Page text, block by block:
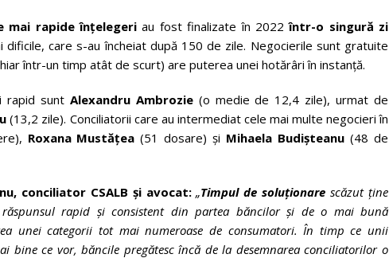
mai rapide înțelegeriau fost finalizate în 2022într-o singură zi
care s-au încheiat după 150 de zile. Negocierile sunt gratuite
într-un timp atât de scurt) are puterea unei hotărâri în instanță.
rapid sunt Alexandru Ambrozie(o medie de 12,4 zile), urmat de
(13,2 zile). Conciliatorii care au intermediat cele mai multe negocieri în
Roxana Mustățea (51 dosare) și Mihaela Budișteanu (48 de
conciliator CSALB și avocat:„Timpul de soluționarescăzut ține
rapid și consistent din partea băncilor și de o mai bună
unei categorii tot mai numeroase de consumatori. În timp ce unii
bine ce vor, băncile pregătesc încă de la desemnarea conciliatorilor o